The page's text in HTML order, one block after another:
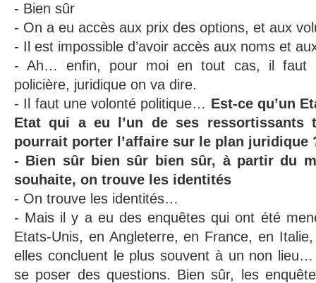
- Bien sûr
- On a eu accès aux prix des options, et aux
- Il est impossible d’avoir accès aux noms et
- Ah… enfin, pour moi en tout cas, il faut
policière, juridique on va dire.
- Il faut une volonté politique… Est-ce qu’un
Etat qui a eu l’un de ses ressortissants
pourrait porter l’affaire sur le plan juridique
- Bien sûr bien sûr bien sûr, à partir du
souhaite, on trouve les identités
- On trouve les identités…
- Mais il y a eu des enquêtes qui ont été
Etats-Unis, en Angleterre, en France, en
elles concluent le plus souvent à un non
se poser des questions. Bien sûr, les